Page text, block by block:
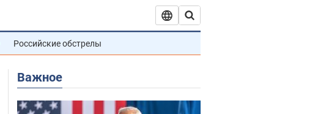
Российские обстрелы
Важное